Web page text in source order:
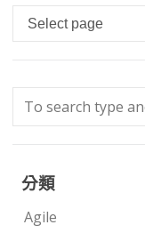
Languages
分類
Agile